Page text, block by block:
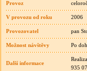
Provoz
V provozu od roku 2006
Provozovatel pan
Možnost návštěvy Po
Další informace
935